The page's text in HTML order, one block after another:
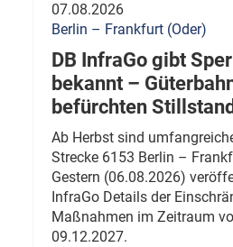
07.08.2026
Berlin – Frankfurt (Oder)
DB InfraGo gibt
bekannt –
befürchten Stillstand
Ab Herbst sind
Strecke 6153 Berlin –
Gestern (06.08.2026)
InfraGo Details der
Maßnahmen im Zeitraum
09.12.2027.